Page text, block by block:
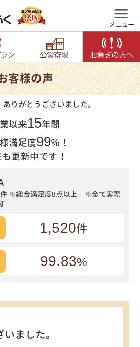
客様の声
ありがとうございました。
以来15年間
満足度99％！
更新中です！
※総合満足度8点以上 ※全て実際
1,520件
99.83%
ました。